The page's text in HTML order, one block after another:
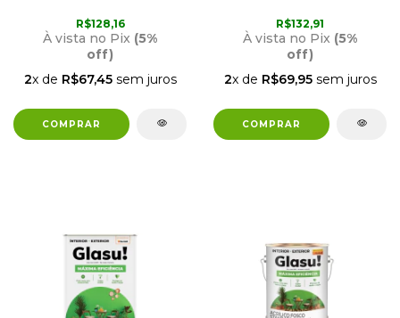
SUVINIL
R$128,16
À vista no Pix (5%
off)
2x de R$67,45sem juros
LITROS SUVINIL
R$132,91
À vista no Pix (5%
off)
2x de R$69,95sem juros